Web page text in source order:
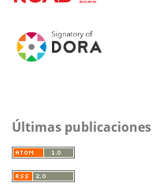
Últimas publicaciones